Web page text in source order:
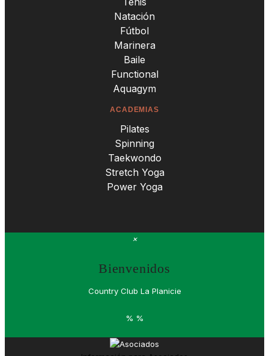
Natación
Fútbol
Marinera
Baile
Functional
Aquagym
ACADEMIAS
Pilates
Spinning
Taekwondo
Stretch Yoga
Power Yoga
×
Bienvenidos
Country Club La Planicie
% %